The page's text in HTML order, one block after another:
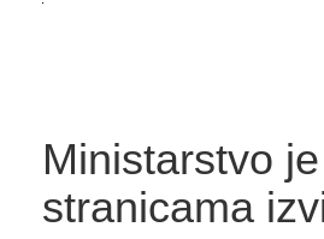
Ministarstvo
stranicama